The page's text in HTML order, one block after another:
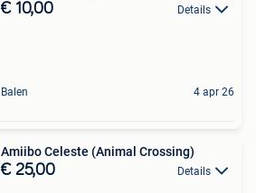
€ 10,00 Details
Balen 4 apr 26
Amiibo Celeste (Animal Crossing)
€ 25,00 Details